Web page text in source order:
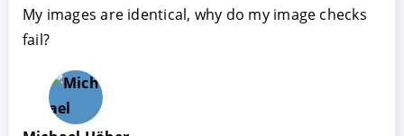
My images are identical, why do my image checks
fail?
Mentions légales|Protection des données